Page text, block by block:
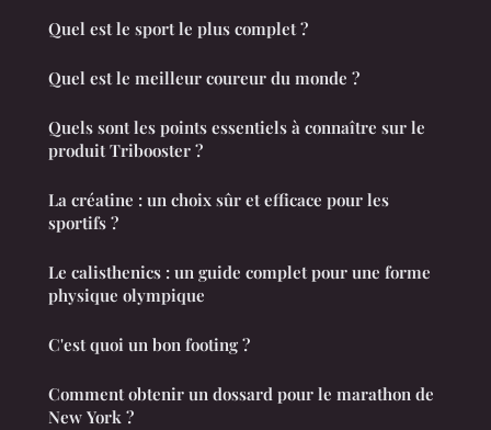
Quel est le sport le plus complet ?
Quel est le meilleur coureur du monde ?
Quels sont les points essentiels à connaître sur le
produit Tribooster ?
La créatine : un choix sûr et efficace pour les
sportifs ?
Le calisthenics : un guide complet pour une forme
physique olympique
C'est quoi un bon footing ?
Comment obtenir un dossard pour le marathon de
New York ?